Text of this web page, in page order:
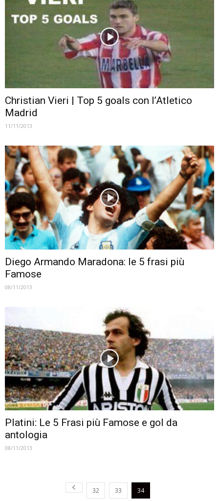
Christian Vieri | Top 5 goals con l’Atletico
Madrid
11/11/2013
Diego Armando Maradona: le 5 frasi più
Famose
08/11/2013
Platini: Le 5 Frasi più Famose e gol da
antologia
08/11/2013
32 33 34